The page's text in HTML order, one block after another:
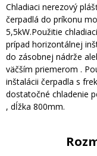
Chladiaci nerezový
čerpadlá do príkonu
5,5kW.Použitie
prípad horizontálnej
do zásobnej nádrže
väčším priemerom .
inštalácii čerpadla s
dostatočné chladenie
, dĺžka 800mm.